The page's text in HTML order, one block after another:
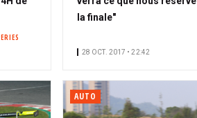
la finale"
28 OCT. 2017 • 22:42
AUTO